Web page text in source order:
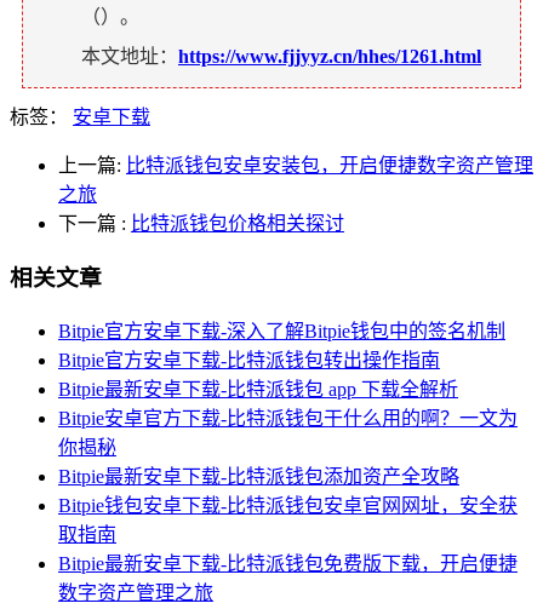
（）。
本文地址： https://www.fjjyyz.cn/hhes/1261.html
标签： 安卓下载
上一篇: 比特派钱包安卓安装包，开启便捷数字资产管理
之旅
下一篇 : 比特派钱包价格相关探讨
相关文章
Bitpie官方安卓下载-深入了解Bitpie钱包中的签名机制
Bitpie官方安卓下载-比特派钱包转出操作指南
Bitpie最新安卓下载-比特派钱包 app 下载全解析
Bitpie安卓官方下载-比特派钱包干什么用的啊？一文为
你揭秘
Bitpie最新安卓下载-比特派钱包添加资产全攻略
Bitpie钱包安卓下载-比特派钱包安卓官网网址，安全获
取指南
Bitpie最新安卓下载-比特派钱包免费版下载，开启便捷
数字资产管理之旅